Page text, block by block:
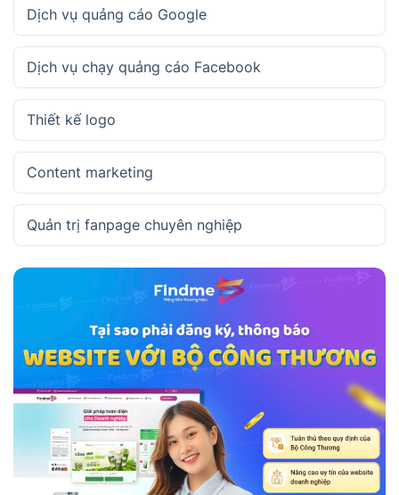
Dịch vụ quảng cáo Google
Dịch vụ chạy quảng cáo Facebook
Thiết kế logo
Content marketing
Quản trị fanpage chuyên nghiệp